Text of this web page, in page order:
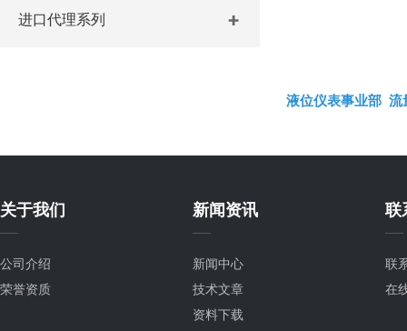
进口代理系列
液位仪表事业部 流
关于我们
公司介绍
荣誉资质
新闻资讯
新闻中心
技术文章
资料下载
联
联
在